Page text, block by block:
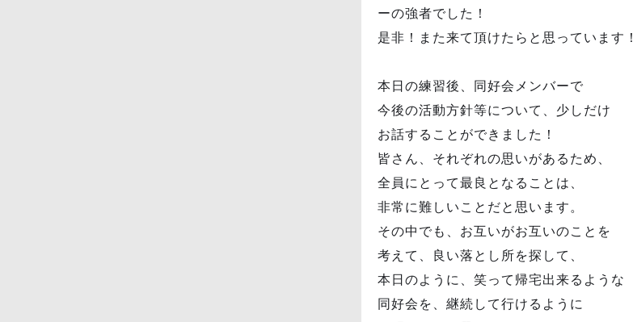
ーの強者でした！
是非！また来て頂けたらと思っています！
本日の練習後、同好会メンバーで
今後の活動方針等について、少しだけ
お話することができました！
皆さん、それぞれの思いがあるため、
全員にとって最良となることは、
非常に難しいことだと思います。
その中でも、お互いがお互いのことを
考えて、良い落とし所を探して、
本日のように、笑って帰宅出来るような
同好会を、継続して行けるように